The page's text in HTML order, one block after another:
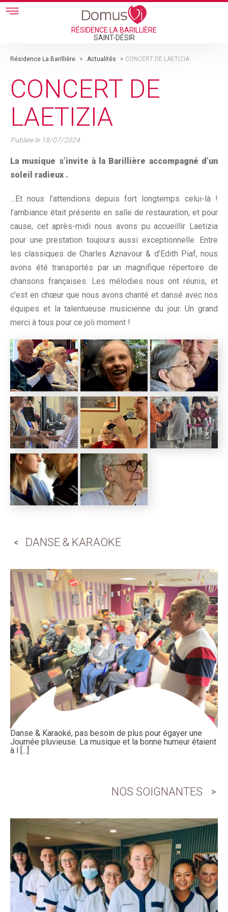
Skip to main content
RÉSIDENCE LA BARILLIÈRE
SAINT-DÉSIR
Résidence La Barillière > Actualités > CONCERT DE LAETIZIA
CONCERT DE
LAETIZIA
Publiée le 18/07/2024
La musique s’invite à la Barillière accompagné d’un
soleil radieux .
…Et nous l’attendions depuis fort longtemps celui-là !
l’ambiance était présente en salle de restauration, et pour
cause, cet après-midi nous avons pu accueillir Laetizia
pour une prestation toujours aussi exceptionnelle. Entre
les classiques de Charles Aznavour & d’Edith Piaf, nous
avons été transportés par un magnifique répertoire de
chansons françaises. Les mélodies nous ont réunis, et
c'est en chœur que nous avons chanté et dansé avec nos
équipes et la talentueuse musicienne du jour. Un grand
merci à tous pour ce joli moment !
DANSE & KARAOKE
Danse & Karaoké, pas besoin de plus pour égayer une
Journée pluvieuse. La musique et la bonne humeur étaient
à l [...]
NOS SOIGNANTES